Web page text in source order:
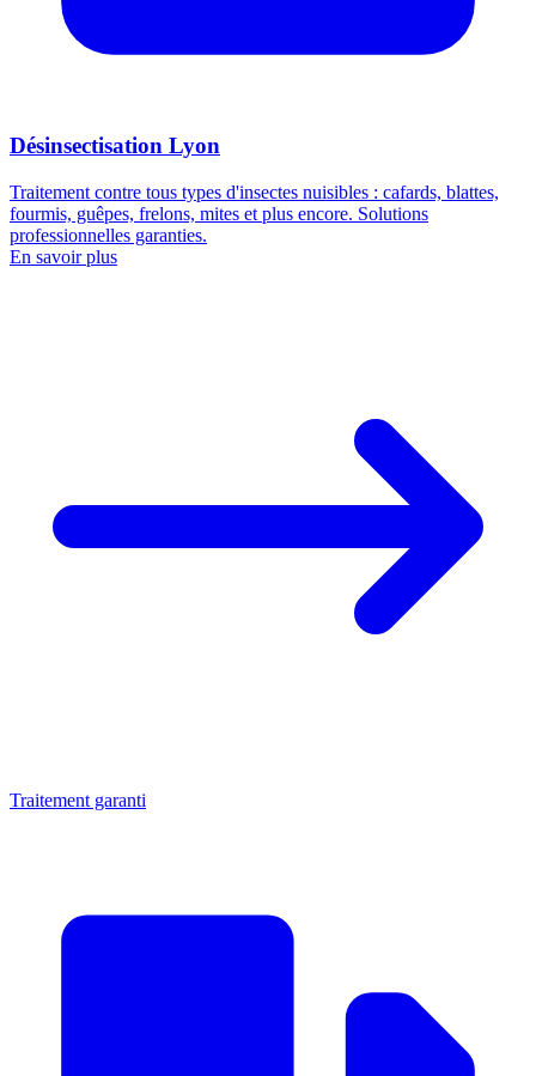
Désinsectisation Lyon
Traitement contre tous types d'insectes nuisibles : cafards, blattes,
fourmis, guêpes, frelons, mites et plus encore. Solutions
professionnelles garanties.
En savoir plus
Traitement garanti